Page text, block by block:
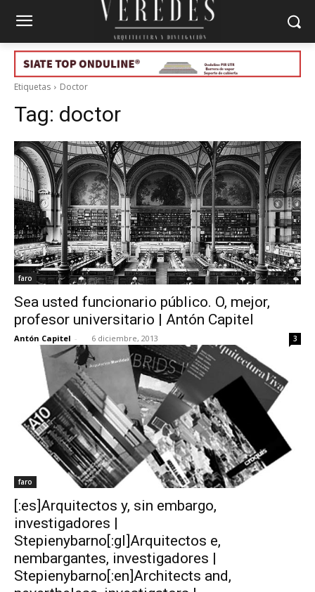
Etiquetas Doctor
Tag: doctor
faro
Sea usted funcionario público. O, mejor,
profesor universitario | Antón Capitel
Antón Capitel - 6 diciembre, 2013 3
faro
[:es]Arquitectos y, sin embargo,
investigadores |
Stepienybarno[:gl]Arquitectos e,
nembargantes, investigadores |
Stepienybarno[:en]Architects and,